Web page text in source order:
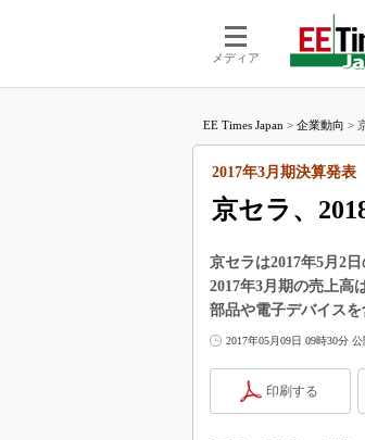
メディア
EE Times Japan > 企業動向 >
京セラ、
2017年3月期決算発表
京セラは2017年5月2
2017年3月期の売上高
部品や電子デバイス
2017年05月09日 09時30分 公
印刷する